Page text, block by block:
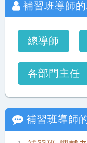
補習班導師
總導師
各部門主任
補習班導師